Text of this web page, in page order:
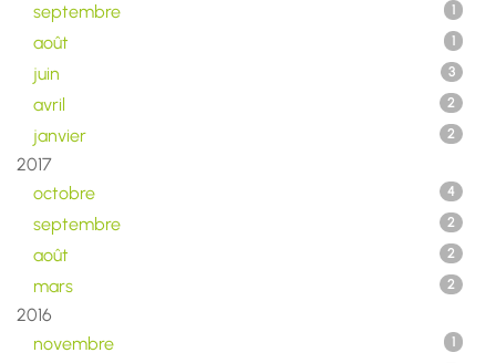
septembre 1
août 1
juin 3
avril 2
janvier 2
2017
octobre
4
septembre 2
août 2
mars 2
2016
novembre
1